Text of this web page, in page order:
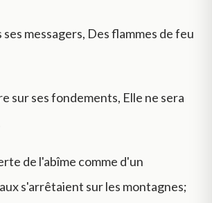
messagers, Des flammes de feu
sur ses fondements, Elle ne sera
de l'abîme comme d'un
s'arrêtaient sur les montagnes;